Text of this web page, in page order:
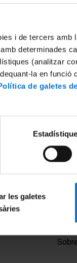
i de tercers amb
determinades
(analitzar
la en
de galetes
les galetes
'Duality in
Michael Atiyah
1 gener, 2007
PEU